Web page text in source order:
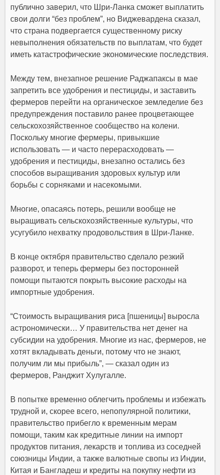
публично заверил, что Шри-Ланка сможет выплатить
свои долги “без проблем”, но Виджевардена сказал,
что страна подвергается существенному риску
невыполнения обязательств по выплатам, что будет
иметь катастрофические экономические последствия.
Между тем, внезапное решение Раджапаксы в мае
запретить все удобрения и пестициды, и заставить
фермеров перейти на органическое земледелие без
предупреждения поставило ранее процветающее
сельскохозяйственное сообщество на колени.
Поскольку многие фермеры, привыкшие
использовать — и часто перерасходовать —
удобрения и пестициды, внезапно остались без
способов выращивания здоровых культур или
борьбы с сорняками и насекомыми.
Многие, опасаясь потерь, решили вообще не
выращивать сельскохозяйственные культуры, что
усугубило нехватку продовольствия в Шри-Ланке.
В конце октября правительство сделало резкий
разворот, и теперь фермеры без посторонней
помощи пытаются покрыть высокие расходы на
импортные удобрения.
“Стоимость выращивания риса [пшеницы] выросла
астрономически… У правительства нет денег на
субсидии на удобрения. Многие из нас, фермеров, не
хотят вкладывать деньги, потому что не знают,
получим ли мы прибыль”, — сказал один из
фермеров, Ранджит Хулугалле.
В попытке временно облегчить проблемы и избежать
трудной и, скорее всего, непопулярной политики,
правительство прибегло к временным мерам
помощи, таким как кредитные линии на импорт
продуктов питания, лекарств и топлива из соседней
союзницы Индии, а также валютные свопы из Индии,
Китая и Бангладеш и кредиты на покупку нефти из